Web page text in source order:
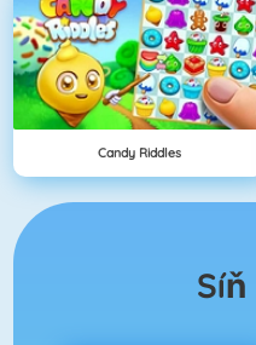
Candy Riddles
Síň